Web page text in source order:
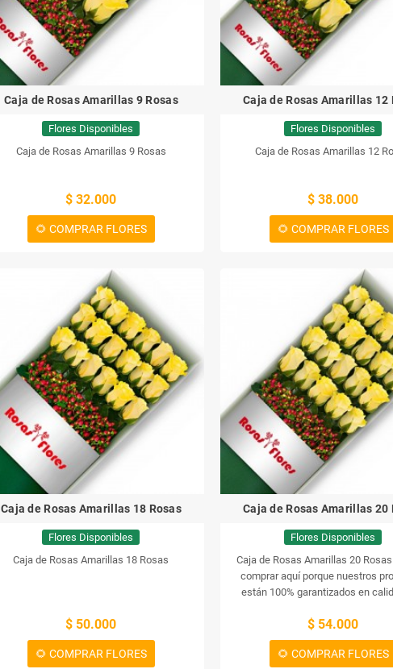
Caja de Rosas Amarillas 9 Rosas
Flores Disponibles
Caja de Rosas Amarillas 9 Rosas
$ 32.000
🌻 COMPRAR FLORES
Caja de Rosas Amarillas 12
Flores Disponibles
Caja de Rosas Amarillas 12
$ 38.000
🌻 COMPRAR FLORES
Caja de Rosas Amarillas 18 Rosas
Flores Disponibles
Caja de Rosas Amarillas 18 Rosas
$ 50.000
🌻 COMPRAR FLORES
Caja de Rosas Amarillas 20
Flores Disponibles
Caja de Rosas Amarillas 20 Rosas
comprar aquí porque nuestros
están 100% garantizados en
Incluye tarjeta para tu
(impresa). Características: Caja
cerrada de 80 cm.Cinta de muselina
$ 54.000
🌻 COMPRAR FLORES